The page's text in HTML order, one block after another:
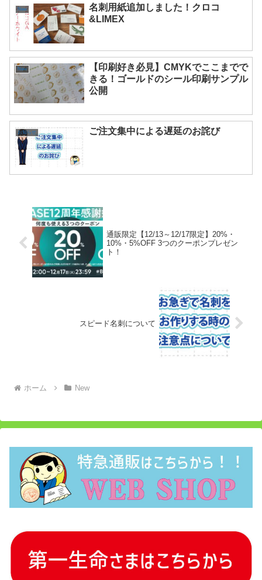
New
名刺用紙追加しました！クロコ
&LIMEX
New
【印刷好き必見】CMYKでここまでで
きる！ゴールドのシール印刷サンプル
公開
お知らせ ご注文集中による遅延のお詫び
通販限定【12/13～12/17限定】20%・
10%・5%OFF 3つのクーポンプレゼン
ト！
スピード名刺について
ホーム New